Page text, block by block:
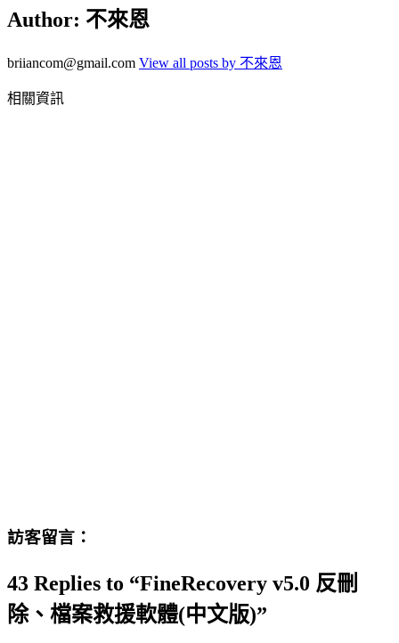
Author: 不來恩
briiancom@gmail.com View all posts by 不來恩
相關資訊
訪客留言：
43 Replies to “FineRecovery v5.0 反刪
除、檔案救援軟體(中文版)”